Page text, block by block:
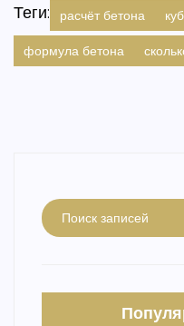
Теги: расчёт бетона
формула бетона